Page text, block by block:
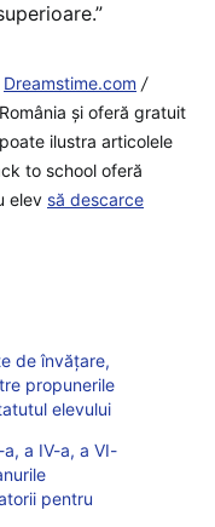
Dreamstime.com /
şi oferă gratuit
ilustra articolele
to school oferă
elev să descarce
de învățare,
propunerile
elevului
a IV-a, a VI-
pentru